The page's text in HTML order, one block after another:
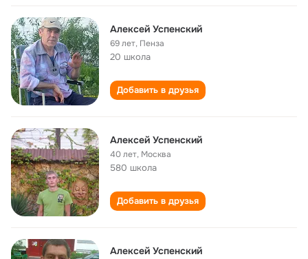
Алексей Успенский
69 лет, Пенза
20 школа
Добавить в друзья
Алексей Успенский
40 лет, Москва
580 школа
Добавить в друзья
Алексей Успенский